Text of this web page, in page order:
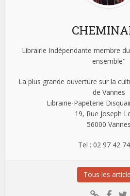
Librairie Indépendante membre
ensemble"
La plus grande ouverture sur la
de Vannes
Librairie-Papeterie
19, Rue Joseph
56000 Vannes
Tel : 02 97 42
Tous les